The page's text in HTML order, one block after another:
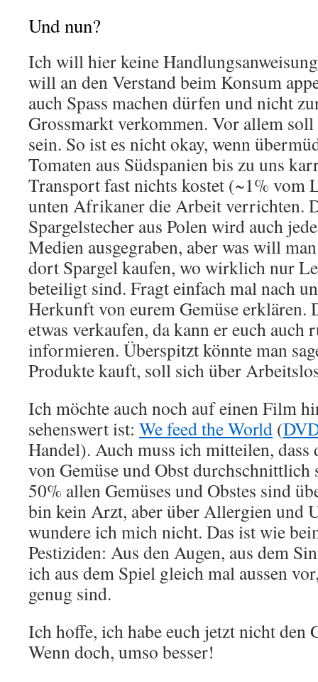
Und nun?
Ich will hier keine
will an den Verstand beim Konsum
auch Spass machen dürfen und nicht
Grossmarkt verkommen. Vor allem
sein. So ist es nicht okay, wenn
Tomaten aus Südspanien bis zu uns
Transport fast nichts kostet (~1% vom
unten Afrikaner die Arbeit verrichten.
Spargelstecher aus Polen wird auch
Medien ausgegraben, aber was will
dort Spargel kaufen, wo wirklich nur
beteiligt sind. Fragt einfach mal nach
Herkunft von eurem Gemüse erklären.
etwas verkaufen, da kann er euch auch
informieren. Überspitzt könnte man
Produkte kauft, soll sich über
Ich möchte auch noch auf einen Film
sehenswert ist: We feed the World (
Handel). Auch muss ich mitteilen,
von Gemüse und Obst durchschnittlich
50% allen Gemüses und Obstes sind
bin kein Arzt, aber über Allergien und
wundere ich mich nicht. Das ist wie
Pestiziden: Aus den Augen, aus dem
ich aus dem Spiel gleich mal aussen
genug sind.
Ich hoffe, ich habe euch jetzt nicht den
Wenn doch, umso besser!